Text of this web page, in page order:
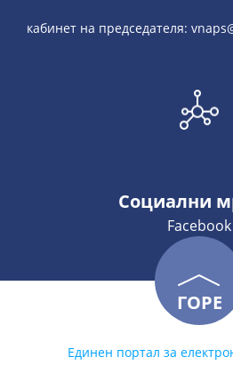
кабинет на председателя:
Социални
Facebook
ГОРЕ
Единен портал за